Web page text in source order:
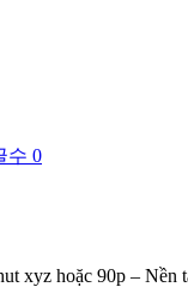
수 0
xyz hoặc 90p – Nền